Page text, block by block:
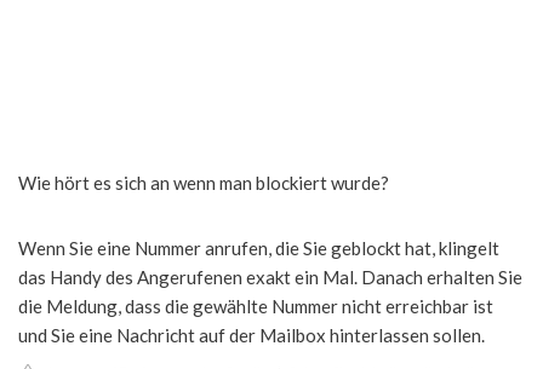
Wie hört es sich an wenn man blockiert wurde?
Wenn Sie eine Nummer anrufen, die Sie geblockt hat, klingelt
das Handy des Angerufenen exakt ein Mal. Danach erhalten Sie
die Meldung, dass die gewählte Nummer nicht erreichbar ist
und Sie eine Nachricht auf der Mailbox hinterlassen sollen.